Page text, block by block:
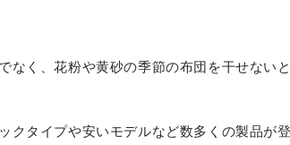
なく、花粉や黄砂の季節の布団を干せない
クタイプや安いモデルなど数多くの製品が